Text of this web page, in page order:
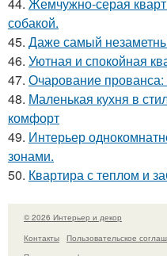
собакой.
45. Даже самый
46. Уютная и спокойная
47. Очарование прованса:
48. Маленькая кухня в
комфорт
49. Интерьер
зонами.
50. Квартира с теплом и
© 2026 Интерьер и декор
Контакты
Пользовательское